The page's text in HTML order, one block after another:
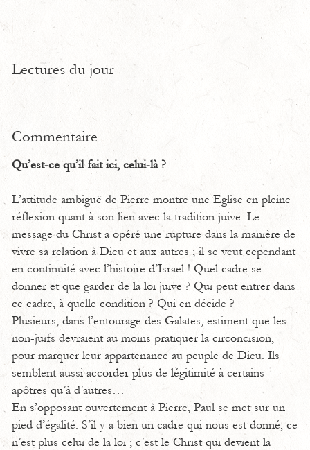
Lectures du jour
Commentaire
Qu’est-ce qu’il fait ici, celui-là ?
L’attitude ambiguë de Pierre montre une Eglise en pleine
réflexion quant à son lien avec la tradition juive. Le
message du Christ a opéré une rupture dans la manière de
vivre sa relation à Dieu et aux autres ; il se veut cependant
en continuité avec l’histoire d’Israël ! Quel cadre se
donner et que garder de la loi juive ? Qui peut entrer dans
ce cadre, à quelle condition ? Qui en décide ?
Plusieurs, dans l’entourage des Galates, estiment que les
non-juifs devraient au moins pratiquer la circoncision,
pour marquer leur appartenance au peuple de Dieu. Ils
semblent aussi accorder plus de légitimité à certains
apôtres qu’à d’autres…
En s’opposant ouvertement à Pierre, Paul se met sur un
pied d’égalité. S’il y a bien un cadre qui nous est donné, ce
n’est plus celui de la loi ; c’est le Christ qui devient la